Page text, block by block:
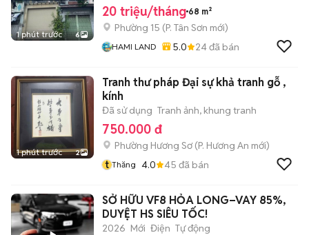
1 phút trước 6
20 triệu/tháng 68 m²
Phường 15 (P. Tân Sơn mới)
HAMI LAND 5.0 24đã bán
1 phút trước 2
Tranh thư pháp Đại sự khả tranh gỗ ,
kính
Đã sử dụng Tranh ảnh, khung tranh
750.000 đ
Phường Hương Sơ(P. Hương An mới)
t Thăng 4.0 45 đã bán
SỞ HỮU VF8 HỎA LONG–VAY 85%,
DUYỆT HS SIÊU TỐC!
2026 Mới Điện Tự động